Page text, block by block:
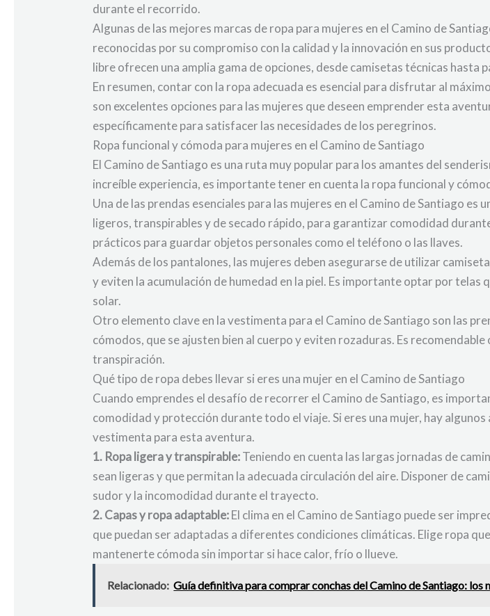
durante el recorrido.
Algunas de las mejores marcas de ropa para mujeres en el Camino de
reconocidas por su compromiso con la calidad y la innovación en sus
libre ofrecen una amplia gama de opciones, desde camisetas técnicas hasta
En resumen, contar con la ropa adecuada es esencial para disfrutar al
son excelentes opciones para las mujeres que deseen emprender esta
específicamente para satisfacer las necesidades de los peregrinos.
Ropa funcional y cómoda para mujeres en el Camino de Santiago
El Camino de Santiago es una ruta muy popular para los amantes del
increíble experiencia, es importante tener en cuenta la ropa funcional y
Una de las prendas esenciales para las mujeres en el Camino de Santiago
ligeros, transpirables y de secado rápido, para garantizar comodidad
prácticos para guardar objetos personales como el teléfono o las llaves.
Además de los pantalones, las mujeres deben asegurarse de utilizar
y eviten la acumulación de humedad en la piel. Es importante optar por telas
solar.
Otro elemento clave en la vestimenta para el Camino de Santiago son las
cómodos, que se ajusten bien al cuerpo y eviten rozaduras. Es
transpiración.
Qué tipo de ropa debes llevar si eres una mujer en el Camino de Santiago
Cuando emprendes el desafío de recorrer el Camino de Santiago, es
comodidad y protección durante todo el viaje. Si eres una mujer, hay
vestimenta para esta aventura.
1. Ropa ligera y transpirable:Teniendo en cuenta las largas jornadas de
sean ligeras y que permitan la adecuada circulación del aire. Disponer de
sudor y la incomodidad durante el trayecto.
2. Capas y ropa adaptable:El clima en el Camino de Santiago puede ser
que puedan ser adaptadas a diferentes condiciones climáticas. Elige ropa
mantenerte cómoda sin importar si hace calor, frío o llueve.
Relacionado: Guía definitiva para comprar conchas del Camino de Santiago: los